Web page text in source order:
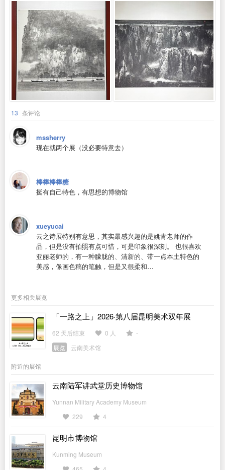
13 条评论
mssherry
现在就两个展（没必要特意去）
棒棒棒棒糖
挺有自己特色，有思想的博物馆
xueyucai
云之诗展特别有意思，其实最感兴趣的是姚青老师的作
品，但是没有拍照有点可惜，可是印象很深刻。 也很喜欢
亚丽老师的，有一种朦胧的、清新的、带一点本土特色的
美感，像画色稿的笔触，但是又很柔和…
更多相关展览
「一路之上」2026·第八届昆明美术双年展
62 天后结束 0 人
-
展览
云南美术馆
附近的展馆
云南陆军讲武堂历史博物馆
Yunnan Military Academy Museum
229
4
昆明市博物馆
Kunming Museum